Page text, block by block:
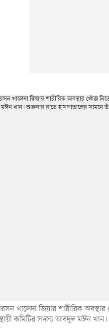
খালেদা জিয়ার শারীরিক
কমিটির সদস্য আবদুল মঈন খান।